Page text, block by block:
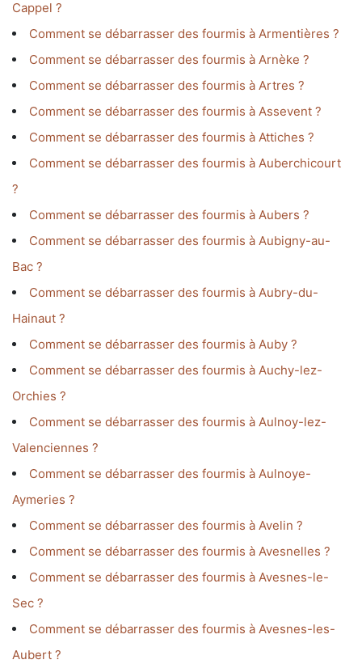
Cappel ?
Comment se débarrasser des fourmis à Armentières ?
Comment se débarrasser des fourmis à Arnèke ?
Comment se débarrasser des fourmis à Artres ?
Comment se débarrasser des fourmis à Assevent ?
Comment se débarrasser des fourmis à Attiches ?
Comment se débarrasser des fourmis à Auberchicourt
?
Comment se débarrasser des fourmis à Aubers ?
Comment se débarrasser des fourmis à Aubigny-au-
Bac ?
Comment se débarrasser des fourmis à Aubry-du-
Hainaut ?
Comment se débarrasser des fourmis à Auby ?
Comment se débarrasser des fourmis à Auchy-lez-
Orchies ?
Comment se débarrasser des fourmis à Aulnoy-lez-
Valenciennes ?
Comment se débarrasser des fourmis à Aulnoye-
Aymeries ?
Comment se débarrasser des fourmis à Avelin ?
Comment se débarrasser des fourmis à Avesnelles ?
Comment se débarrasser des fourmis à Avesnes-le-
Sec ?
Comment se débarrasser des fourmis à Avesnes-les-
Aubert ?